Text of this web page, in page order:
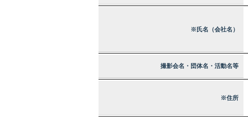
※氏名（会社名）
撮影会名・団体名・活動名等
※住所